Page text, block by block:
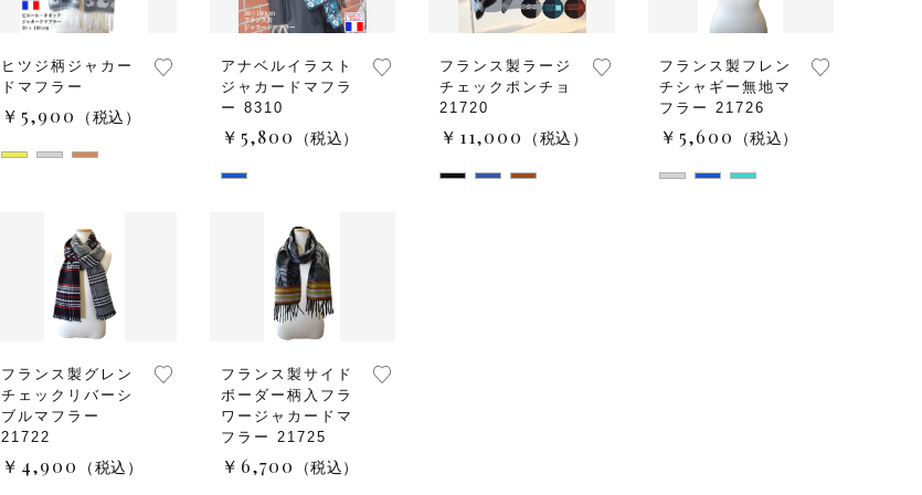
ヒツジ柄ジャカー
ドマフラー
￥5,900 （税込）
アナベルイラスト
ジャカードマフラ
ー 8310
￥5,800 （税込）
フランス製ラージ
チェックポンチョ
21720
￥11,000 （税込）
フランス製フレン
チシャギー無地マ
フラー 21726
￥5,600 （税込）
フランス製グレン
チェックリバーシ
ブルマフラー
21722
￥4,900 （税込）
フランス製サイド
ボーダー柄入フラ
ワージャカードマ
フラー 21725
￥6,700 （税込）